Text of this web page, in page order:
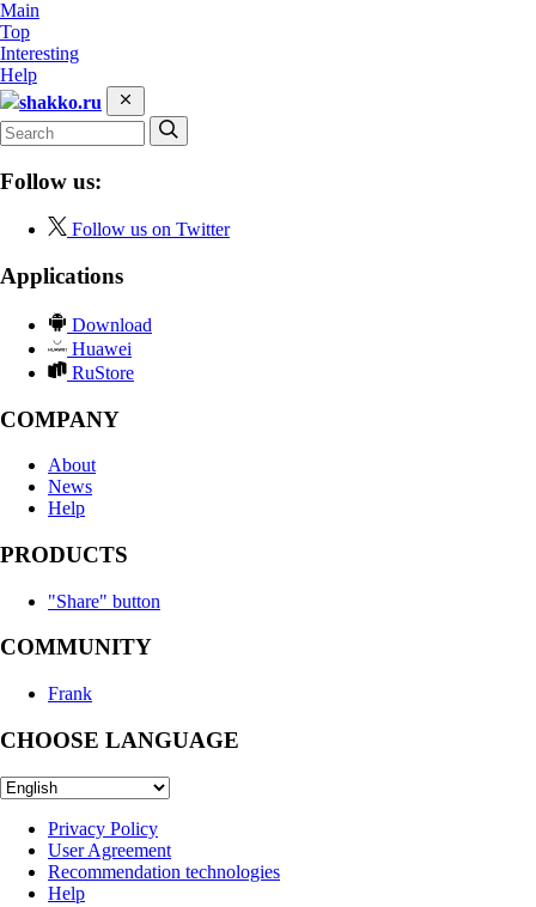
Main
Top
Interesting
Help
shakko.ru
Follow us:
Follow us on Twitter
Applications
Download
Huawei
RuStore
COMPANY
About
News
Help
PRODUCTS
"Share" button
COMMUNITY
Frank
CHOOSE LANGUAGE
Privacy Policy
User Agreement
Recommendation technologies
Help